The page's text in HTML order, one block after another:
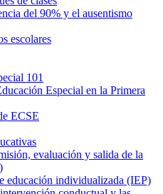
del 90% y el ausentismo
escolares
101
Especial en la Primera
ECSE
evaluación y salida de la
educación individualizada (IEP)